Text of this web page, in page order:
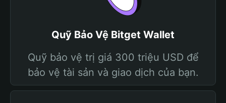
Quỹ Bảo Vệ Bitget Wallet
Quỹ bảo vệ trị giá 300 triệu USD để
bảo vệ tài sản và giao dịch của bạn.